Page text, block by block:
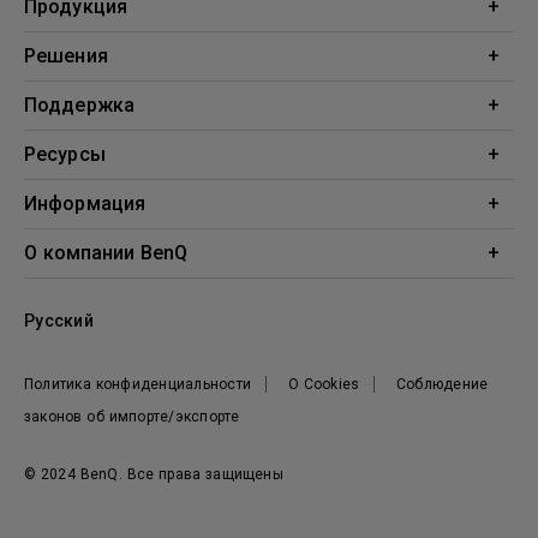
Продукция
Проекторы
Решения
Образование
Поддержка
Поддержка
Ресурсы
Проекционный калькулятор
Информация
BenQ AQCOLOR
О компании BenQ
Новости
© 2024 BenQ. Все права защищены
Политика конфиденциальности О Cookies
Соблюдение
законов об импорте/экспорте
Русский